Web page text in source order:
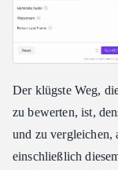
Der klügste Weg,
zu bewerten, ist,
und zu vergleichen,
einschließlich